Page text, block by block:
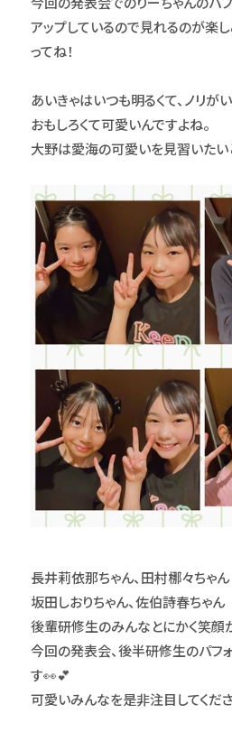
アップしているので見れるのが楽
ってね！
あいきゃはいつも明るくて、ノリ
おもしろくて可愛いんですよね。
大野は愛海の可愛いを見習いたい
長井莉依那ちゃん、田村梛々ちゃん
坂田しおりちゃん、佐伯詩春ちゃ
後輩研修生のみんなとにかく笑顔
今回の発表会、後半研修生のパフ
す👀💕
可愛いみんなを是非注目してくださ